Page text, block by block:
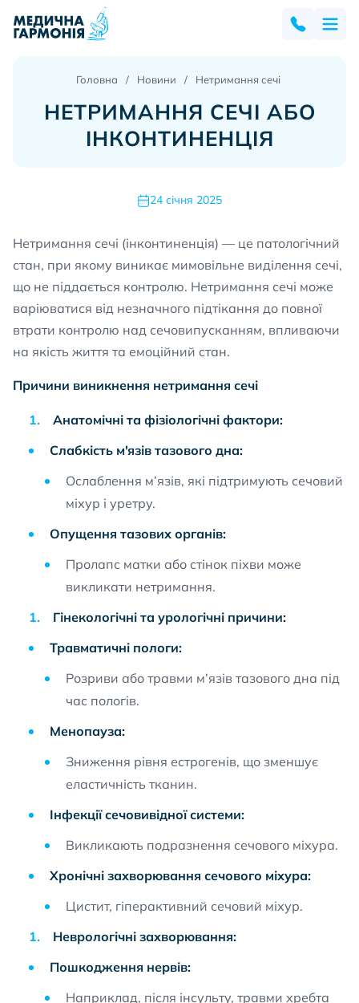
Головна Новини Нетримання сечі
НЕТРИМАННЯ СЕЧІ АБО
ІНКОНТИНЕНЦІЯ
24 січня 2025
Нетримання сечі (інконтиненція) — це патологічний
стан, при якому виникає мимовільне виділення сечі,
що не піддається контролю. Нетримання сечі може
варіюватися від незначного підтікання до повної
втрати контролю над сечовипусканням, впливаючи
на якість життя та емоційний стан.
Причини виникнення нетримання сечі
Анатомічні та фізіологічні фактори:
Слабкість м'язів тазового дна:
Ослаблення м’язів, які підтримують сечовий
міхур і уретру.
Опущення тазових органів:
Пролапс матки або стінок піхви може
викликати нетримання.
Гінекологічні та урологічні причини:
Травматичні пологи:
Розриви або травми м’язів тазового дна під
час пологів.
Менопауза:
Зниження рівня естрогенів, що зменшує
еластичність тканин.
Інфекції сечовивідної системи:
Викликають подразнення сечового міхура.
Хронічні захворювання сечового міхура:
Цистит, гіперактивний сечовий міхур.
Неврологічні захворювання:
Пошкодження нервів:
Наприклад, після інсульту, травми хребта